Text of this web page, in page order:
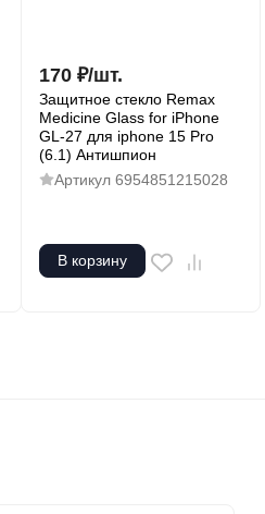
170 ₽/шт.
Защитное стекло Remax
Medicine Glass for iPhone
GL-27 для iphone 15 Pro
(6.1) Антишпион
Артикул 6954851215028
В корзину